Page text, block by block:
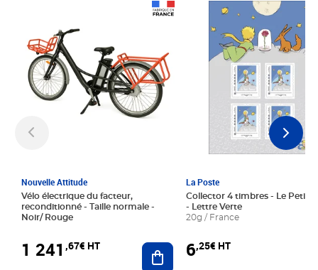
Nouvelle Attitude
Vélo électrique du facteur,
reconditionné - Taille normale -
Noir/ Rouge
1 241 ,67€ HT Ajouter au panier
La Poste
Collector 4 timbres - Le Petit
- Lettre Verte
20g / France
6,25€ HT
Prix 6,25€ HT